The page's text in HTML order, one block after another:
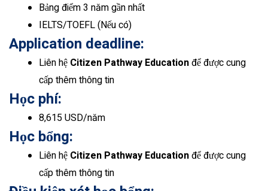
Bảng điểm 3 năm gần nhất
IELTS/TOEFL (Nếu có)
Application deadline:
Liên hệ Citizen Pathway Educationđể được cung
cấp thêm thông tin
Học phí:
8,615 USD/năm
Học bổng:
Liên hệ Citizen Pathway Educationđể được cung
cấp thêm thông tin